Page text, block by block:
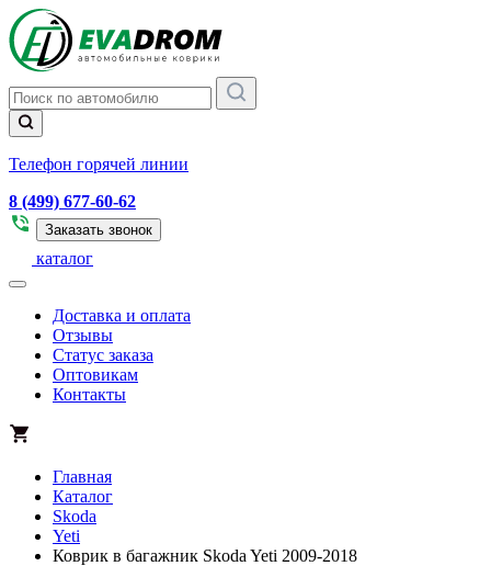
Телефон горячей линии
8 (499) 677-60-62
Заказать звонок
каталог
Доставка и оплата
Отзывы
Статус заказа
Оптовикам
Контакты
Главная
Каталог
Skoda
Yeti
Коврик в багажник Skoda Yeti 2009-2018